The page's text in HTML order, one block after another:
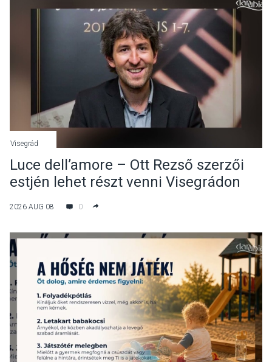
Visegrád
Luce dell’amore – Ott Rezső szerzői
estjén lehet részt venni Visegrádon
2026 AUG 08 0